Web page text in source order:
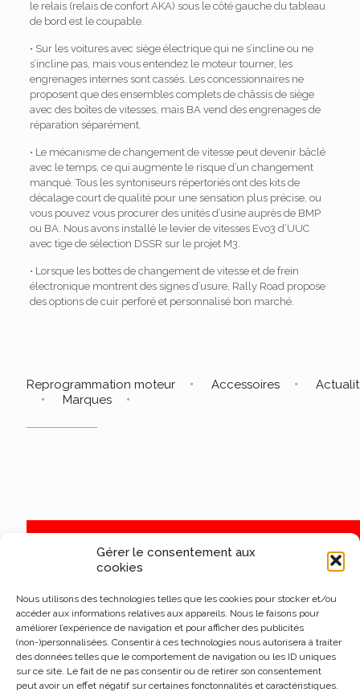
Gérer le consentement aux
cookies
Nous utilisons des technologies telles que les cookies pour stocker et/ou
accéder aux informations relatives aux appareils. Nous le faisons pour
améliorer l’expérience de navigation et pour afficher des publicités
(non-)personnalisées. Consentir à ces technologies nous autorisera à traiter
des données telles que le comportement de navigation ou les ID uniques
sur ce site. Le fait de ne pas consentir ou de retirer son consentement
peut avoir un effet négatif sur certaines fonctonnalités et caractéristiques.
le relais (relais de confort AKA) sous le côté gauche du tableau
de bord est le coupable.
• Sur les voitures avec siège électrique qui ne s’incline ou ne
s’incline pas, mais vous entendez le moteur tourner, les
engrenages internes sont cassés. Les concessionnaires ne
proposent que des ensembles complets de châssis de siège
avec des boîtes de vitesses, mais BA vend des engrenages de
réparation séparément.
• Le mécanisme de changement de vitesse peut devenir bâclé
avec le temps, ce qui augmente le risque d’un changement
manqué. Tous les syntoniseurs répertoriés ont des kits de
décalage court de qualité pour une sensation plus précise, ou
vous pouvez vous procurer des unités d’usine auprès de BMP
ou BA. Nous avons installé le levier de vitesses Evo3 d’UUC
avec tige de sélection DSSR sur le projet M3.
• Lorsque les bottes de changement de vitesse et de frein
électronique montrent des signes d’usure, Rally Road propose
des options de cuir perforé et personnalisé bon marché.
Reprogrammation moteur Accessoires
Marques